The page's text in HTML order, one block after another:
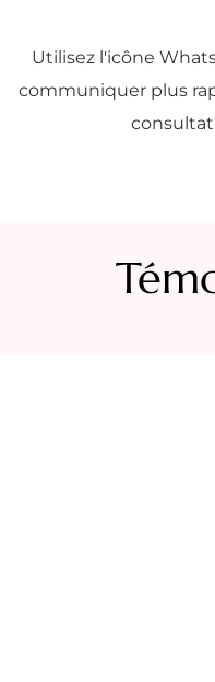
Utilisez l'icône
communiquer plus